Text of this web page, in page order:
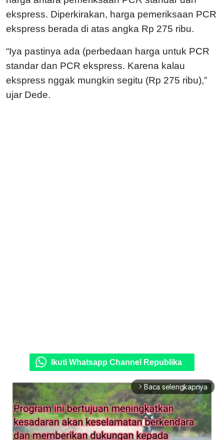
ekspress. Diperkirakan, harga pemeriksaan PCR
ekspress berada di atas angka Rp 275 ribu.
“Iya pastinya ada (perbedaan harga untuk PCR
standar dan PCR ekspress. Karena kalau
ekspress nggak mungkin segitu (Rp 275 ribu),”
ujar Dede.
Ikuti Whatsapp Channel Republika
arrow_forward_ios Baca selengkapnya